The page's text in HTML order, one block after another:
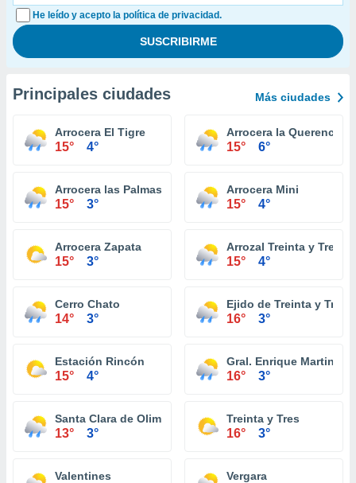
He leído y acepto la política de privacidad.
Principales ciudades Más ciudades
Arrocera El Tigre
15° 4°
Arrocera la Querencia
15° 6°
Arrocera las Palmas
15° 3°
Arrocera Mini
15° 4°
Arrocera Zapata
15° 3°
Arrozal Treinta y Tres
15° 4°
Cerro Chato
14° 3°
Ejido de Treinta y Tres
16° 3°
Estación Rincón
15° 4°
Gral. Enrique Martinez
16° 3°
Santa Clara de Olimar
13° 3°
Treinta y Tres
16° 3°
Valentines Vergara